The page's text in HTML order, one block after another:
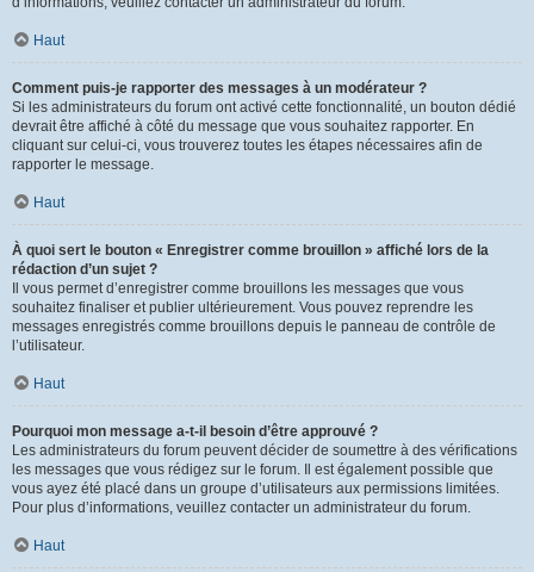
Haut
Comment puis-je rapporter des messages à un modérateur ?
Si les administrateurs du forum ont activé cette fonctionnalité, un bouton dédié
devrait être affiché à côté du message que vous souhaitez rapporter. En
cliquant sur celui-ci, vous trouverez toutes les étapes nécessaires afin de
rapporter le message.
Haut
À quoi sert le bouton « Enregistrer comme brouillon » affiché lors de la
rédaction d’un sujet ?
Il vous permet d’enregistrer comme brouillons les messages que vous
souhaitez finaliser et publier ultérieurement. Vous pouvez reprendre les
messages enregistrés comme brouillons depuis le panneau de contrôle de
l’utilisateur.
Haut
Pourquoi mon message a-t-il besoin d’être approuvé ?
Les administrateurs du forum peuvent décider de soumettre à des vérifications
les messages que vous rédigez sur le forum. Il est également possible que
vous ayez été placé dans un groupe d’utilisateurs aux permissions limitées.
Pour plus d’informations, veuillez contacter un administrateur du forum.
Haut